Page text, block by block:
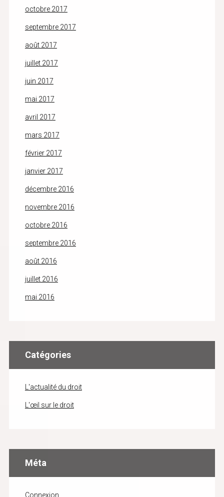
octobre 2017
septembre 2017
août 2017
juillet 2017
juin 2017
mai 2017
avril 2017
mars 2017
février 2017
janvier 2017
décembre 2016
novembre 2016
octobre 2016
septembre 2016
août 2016
juillet 2016
mai 2016
Catégories
L'actualité du droit
L'œil sur le droit
Méta
Connexion